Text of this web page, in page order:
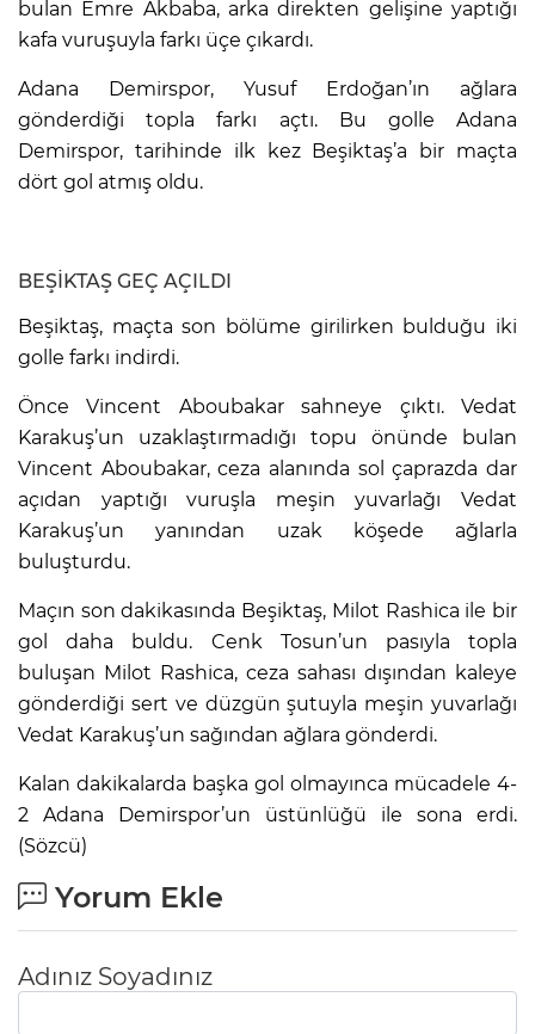
bulan Emre Akbaba, arka direkten gelişine yaptığı
kafa vuruşuyla farkı üçe çıkardı.
Adana Demirspor, Yusuf Erdoğan’ın ağlara
gönderdiği topla farkı açtı. Bu golle Adana
Demirspor, tarihinde ilk kez Beşiktaş’a bir maçta
dört gol atmış oldu.
BEŞİKTAŞ GEÇ AÇILDI
Beşiktaş, maçta son bölüme girilirken bulduğu iki
golle farkı indirdi.
Önce Vincent Aboubakar sahneye çıktı. Vedat
Karakuş’un uzaklaştırmadığı topu önünde bulan
Vincent Aboubakar, ceza alanında sol çaprazda dar
açıdan yaptığı vuruşla meşin yuvarlağı Vedat
Karakuş’un yanından uzak köşede ağlarla
buluşturdu.
Maçın son dakikasında Beşiktaş, Milot Rashica ile bir
gol daha buldu. Cenk Tosun’un pasıyla topla
buluşan Milot Rashica, ceza sahası dışından kaleye
gönderdiği sert ve düzgün şutuyla meşin yuvarlağı
Vedat Karakuş’un sağından ağlara gönderdi.
Kalan dakikalarda başka gol olmayınca mücadele 4-
2 Adana Demirspor’un üstünlüğü ile sona erdi.
(Sözcü)
Yorum Ekle
Adınız Soyadınız